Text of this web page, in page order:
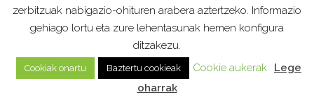
zerbitzuak nabigazio-ohituren arabera aztertzeko. Informazio
gehiago lortu eta zure lehentasunak hemen konfigura
ditzakezu.
Cookiak onartu Baztertu cookieak Cookie aukerak
Lege
oharrak